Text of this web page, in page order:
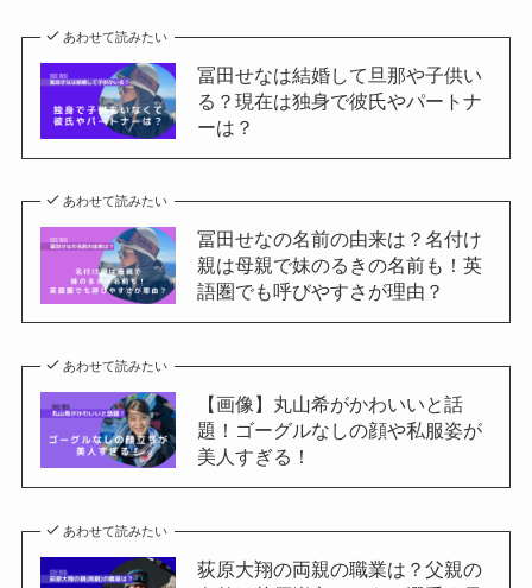
あわせて読みたい
冨田せなは結婚して旦那や子供い
る？現在は独身で彼氏やパートナ
ーは？
あわせて読みたい
冨田せなの名前の由来は？名付け
親は母親で妹のるきの名前も！英
語圏でも呼びやすさが理由？
あわせて読みたい
【画像】丸山希がかわいいと話
題！ゴーグルなしの顔や私服姿が
美人すぎる！
あわせて読みたい
荻原大翔の両親の職業は？父親の